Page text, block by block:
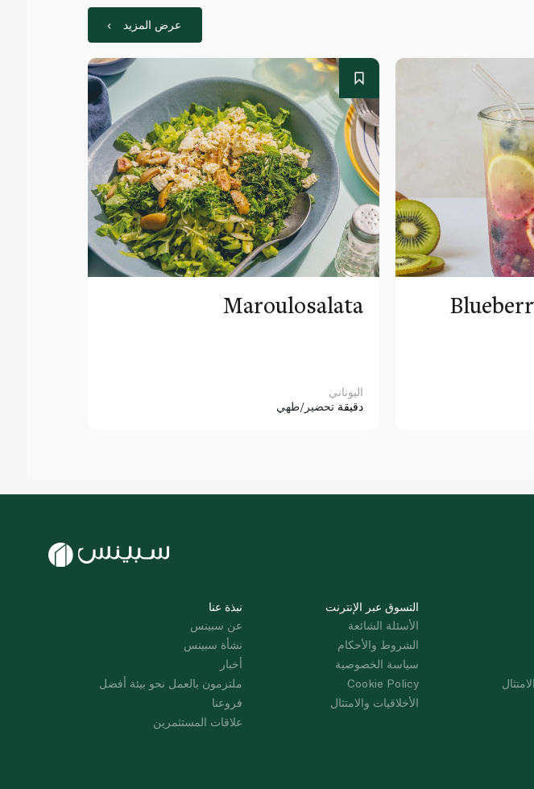
عرض المزيد
Maroulosalata
اليوناني
دقيقة تحضير/طهي
نبذة عنا
عن سبينس
نشأة سبينس
أخبار
ملتزمون بالعمل نحو بيئة أفضل
فروعنا
علاقات المستثمرين
التسوق عبر الإنترنت
الأسئلة الشائعة
الشروط والأحكام
سياسة الخصوصية
Cookie Policy
الأخلاقيات والامتثال